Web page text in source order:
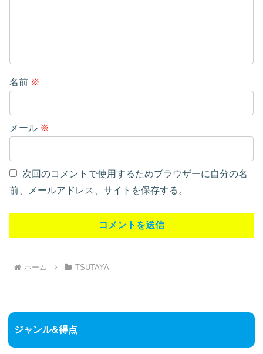
名前 ※
メール ※
次回のコメントで使用するためブラウザーに自分の名
前、メールアドレス、サイトを保存する。
ホーム TSUTAYA
ジャンル&得点